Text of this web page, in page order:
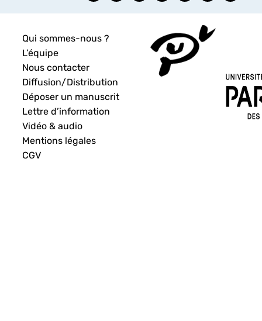
Qui sommes-nous ?
L’équipe
Nous contacter
Diffusion/Distribution
Déposer un manuscrit
Lettre d’information
Vidéo & audio
Mentions légales
CGV